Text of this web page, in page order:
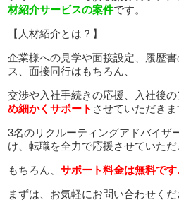
材紹介サービスの案件です。
【人材紹介とは？】
企業様への見学や面接設定、履歴
ス、面接同行はもちろん、
交渉や入社手続きの応援、入社後の
め細かくサポート させていただきま
3名のリクルーティングアドバイザ
け、転職を全力で応援させていただ
もちろん、サポート料金は無料です
まずは、お気軽にお問い合わせくだ